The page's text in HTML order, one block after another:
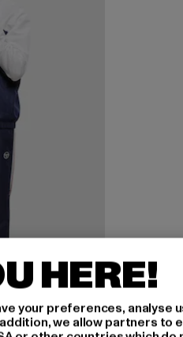
HERE!
your preferences, analyse
we allow partners to